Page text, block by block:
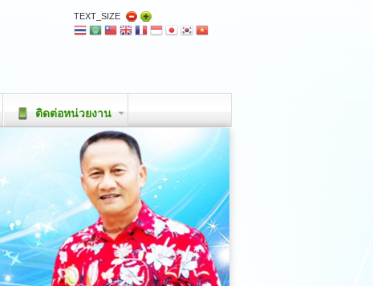
TEXT_SIZE
ติดต่อหน่วยงาน